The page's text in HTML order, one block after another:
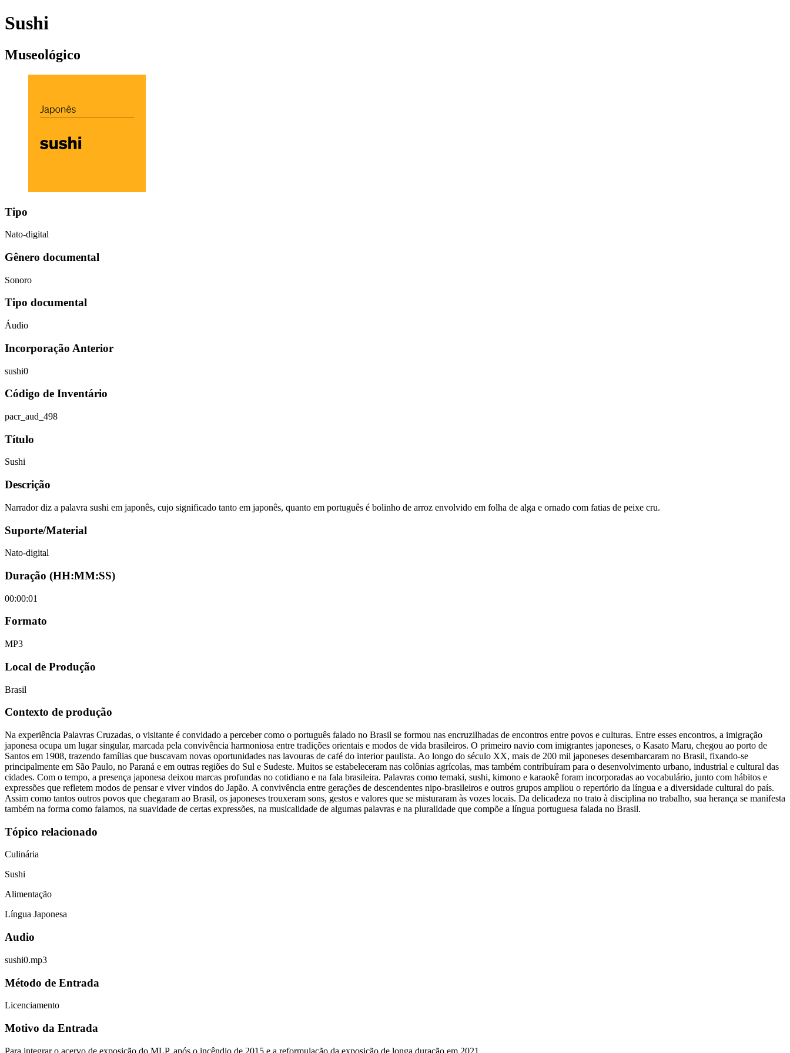
Sushi
Museológico
Tipo
Nato-digital
Gênero documental
Sonoro
Tipo documental
Áudio
Incorporação Anterior
sushi0
Código de Inventário
pacr_aud_498
Título
Sushi
Descrição
Narrador diz a palavra sushi em japonês, cujo significado tanto em japonês, quanto em português é bolinho de arroz envolvido em folha de alga e ornado com fatias de peixe cru.
Suporte/Material
Nato-digital
Duração (HH:MM:SS)
00:00:01
Formato
MP3
Local de Produção
Brasil
Contexto de produção
Na experiência Palavras Cruzadas, o visitante é convidado a perceber como o português falado no Brasil se formou nas encruzilhadas de encontros entre povos e culturas. Entre esses encontros, a imigração
japonesa ocupa um lugar singular, marcada pela convivência harmoniosa entre tradições orientais e modos de vida brasileiros. O primeiro navio com imigrantes japoneses, o Kasato Maru, chegou ao porto de
Santos em 1908, trazendo famílias que buscavam novas oportunidades nas lavouras de café do interior paulista. Ao longo do século XX, mais de 200 mil japoneses desembarcaram no Brasil, fixando-se
principalmente em São Paulo, no Paraná e em outras regiões do Sul e Sudeste. Muitos se estabeleceram nas colônias agrícolas, mas também contribuíram para o desenvolvimento urbano, industrial e cultural das
cidades. Com o tempo, a presença japonesa deixou marcas profundas no cotidiano e na fala brasileira. Palavras como temaki, sushi, kimono e karaokê foram incorporadas ao vocabulário, junto com hábitos e
expressões que refletem modos de pensar e viver vindos do Japão. A convivência entre gerações de descendentes nipo-brasileiros e outros grupos ampliou o repertório da língua e a diversidade cultural do país.
Assim como tantos outros povos que chegaram ao Brasil, os japoneses trouxeram sons, gestos e valores que se misturaram às vozes locais. Da delicadeza no trato à disciplina no trabalho, sua herança se manifesta
também na forma como falamos, na suavidade de certas expressões, na musicalidade de algumas palavras e na pluralidade que compõe a língua portuguesa falada no Brasil.
Tópico relacionado
Culinária
Sushi
Alimentação
Língua Japonesa
Audio
sushi0.mp3
Método de Entrada
Licenciamento
Motivo da Entrada
Para integrar o acervo de exposição do MLP, após o incêndio de 2015 e a reformulação da exposição de longa duração em 2021.